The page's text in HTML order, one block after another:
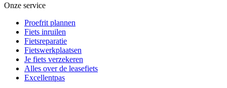
Onze service
Proefrit plannen
Fiets inruilen
Fietsreparatie
Fietswerkplaatsen
Je fiets verzekeren
Alles over de leasefiets
Excellentpas